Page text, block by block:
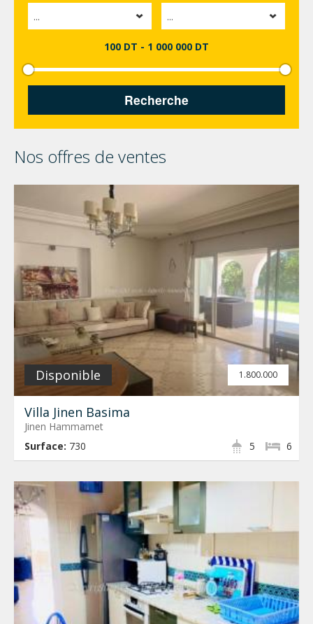
... ...
100 DT - 1 000 000 DT
Nos offres de ventes
1.800.000
Disponible
Villa Jinen Basima
Jinen Hammamet
Surface: 730 6
5